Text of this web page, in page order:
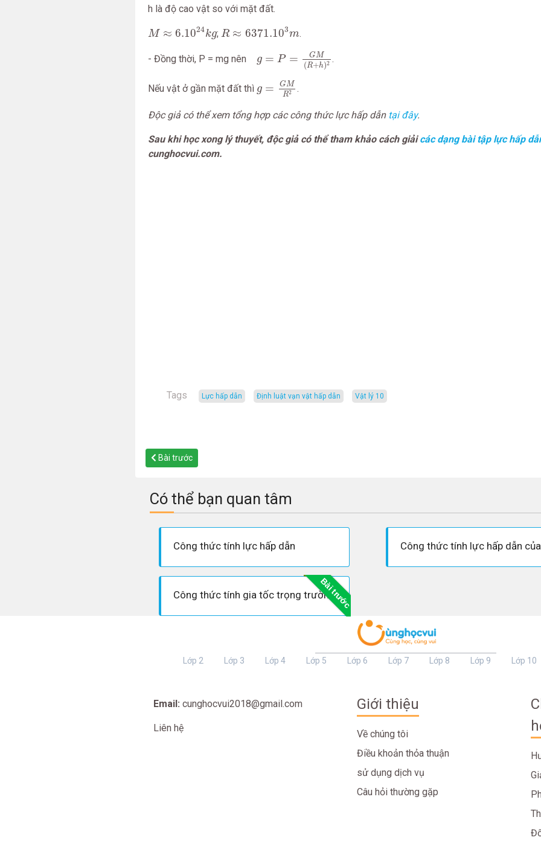
h là độ cao vật so với mặt đất.
M ≈ 6.1024kg
M≈ 6.1024k g
;R ≈ 6371.103m
R≈ 6371.10 3m
.
- Đồng thời, P = mg nên g = P = G M
(R+h)2
GM +h)2
.
Nếu vật ở gần mặt đất thì g = GM
R2
MR
.
Độc giả có thể xem tổng hợp các công thức lực hấp dẫn tại đây.
Sau khi học xong lý thuyết, độc giả có thể tham khảo cách giảicác dạng bài tập lực hấp
cunghocvui.com.
Tags lực hấp dẫn định luật vạn vật hấp dẫn vật lý 10
Bài trước
Có thể bạn quan tâm
Công thức tính lực hấp dẫn
Bài trước
Công thức tính gia tốc trọng trường
Lớp 2 Lớp 3 Lớp 4 Lớp 5 Lớp 6 Lớp 7 Lớp 8 Lớp 9 Lớp 10
Email: cunghocvui2018@gmail.com
Liên hệ
Giới thiệu
Về chúng tôi
Điều khoản thỏa thuận
sử dụng dịch vụ
Câu hỏi thường gặp